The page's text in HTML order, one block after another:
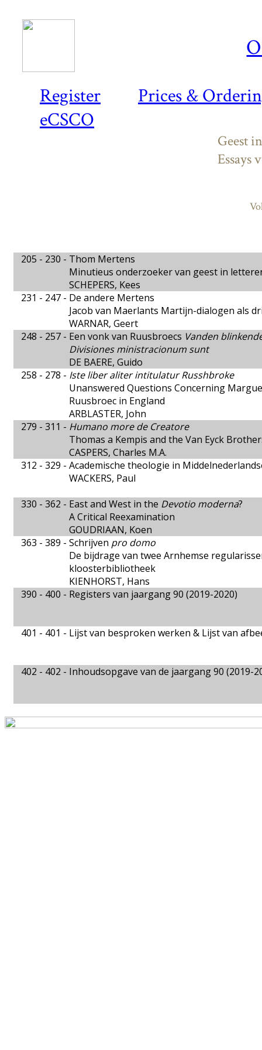
Register
Prices &
eCSCO
Geest
Essays
205 - 230 - Thom Mertens
Minutieus onderzoeker van geest in
SCHEPERS, Kees
231 - 247 - De andere Mertens
Jacob van Maerlants Martijn-dialogen als
WARNAR, Geert
248 - 257 - Een vonk van Ruusbroecs Vanden
Divisiones ministracionum sunt
DE BAERE, Guido
258 - 278 - Iste liber aliter intitulatur Russhbroke
Unanswered Questions Concerning
Ruusbroec in England
ARBLASTER, John
279 - 311 - Humano more de Creatore
Thomas a Kempis and the Van Eyck
CASPERS, Charles M.A.
312 - 329 - Academische theologie in
WACKERS, Paul
330 - 362 - East and West in the Devotio moderna?
A Critical Reexamination
GOUDRIAAN, Koen
363 - 389 - Schrijven pro domo
De bijdrage van twee Arnhemse
kloosterbibliotheek
KIENHORST, Hans
390 - 400 - Registers van jaargang 90 (2019-2020)
401 - 401 - Lijst van besproken werken & Lijst van
402 - 402 - Inhoudsopgave van de jaargang 90 (2019-